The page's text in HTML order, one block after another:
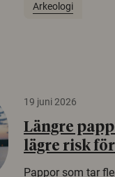
Arkeologi
19 juni 2026
Längre
lägre risk
Pappor som tar